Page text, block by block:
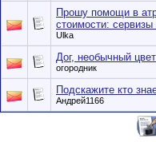
Прошу помощи в
стоимости:
Ulka
Дог, необычный цвет
огородник
Подскажите кто
Андрей1166